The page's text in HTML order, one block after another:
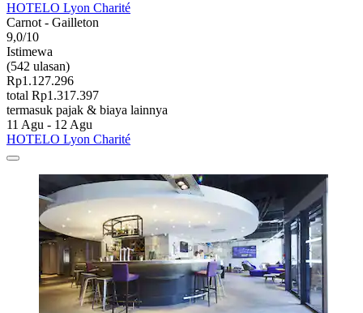
HOTELO Lyon Charité
Carnot - Gailleton
9,0/10
Istimewa
(542 ulasan)
Rp1.127.296
total Rp1.317.397
termasuk pajak & biaya lainnya
11 Agu - 12 Agu
HOTELO Lyon Charité